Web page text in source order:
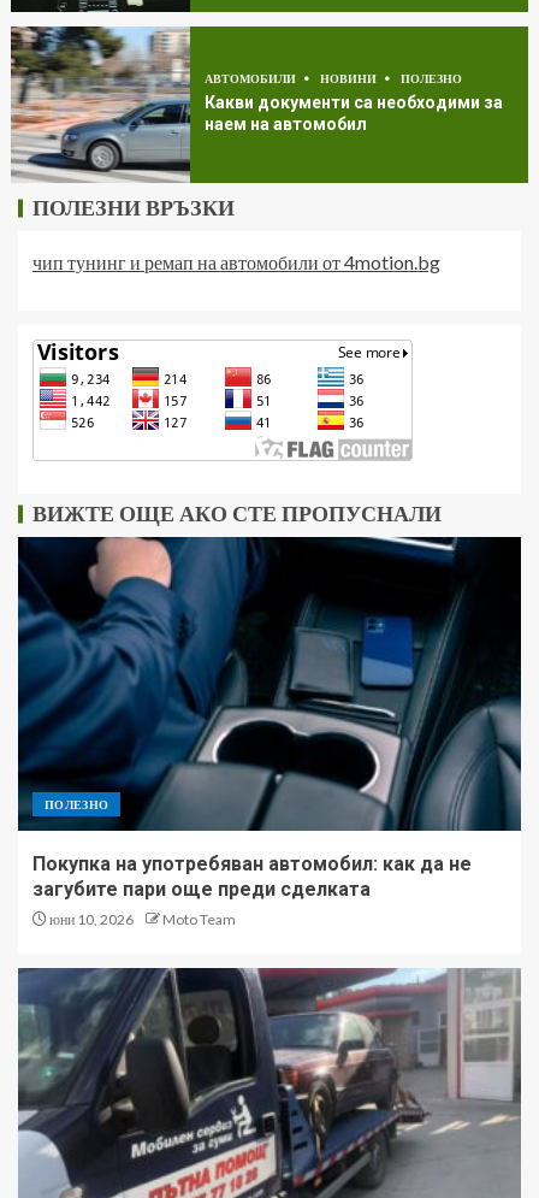
АВТОМОБИЛИ НОВИНИ ПОЛЕЗНО
Какви документи са необходими за
наем на автомобил
ПОЛЕЗНИ ВРЪЗКИ
чип тунинг и ремап на автомобили от 4motion.bg
ВИЖТЕ ОЩЕ АКО СТЕ ПРОПУСНАЛИ
ПОЛЕЗНО
Покупка на употребяван автомобил: как да не
загубите пари още преди сделката
юни 10, 2026 Moto Team